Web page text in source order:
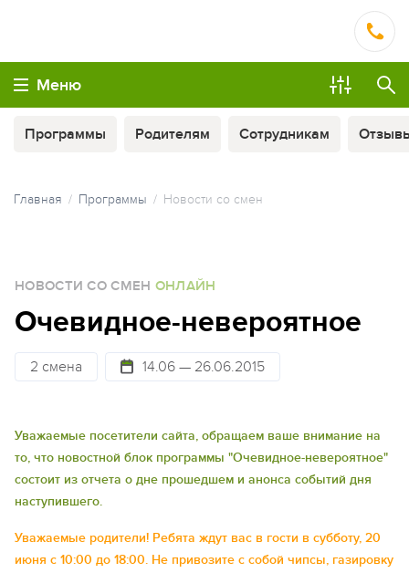
Меню
Программы Родителям Сотрудникам
Главная Программы Новости со смен
МЫ ВСЕГДА НА СВЯЗИ
НОВОСТИ СО СМЕН ОНЛАЙН
Очевидное-невероятное
2 смена 14.06 — 26.06.2015
Уважаемые посетители сайта, обращаем ваше внимание на
то, что новостной блок программы "Очевидное-невероятное"
состоит из отчета о дне прошедшем и анонса событий дня
наступившего.
Уважаемые родители! Ребята ждут вас в гости в субботу, 20
июня с 10:00 до 18:00. Не привозите с собой чипсы, газировку